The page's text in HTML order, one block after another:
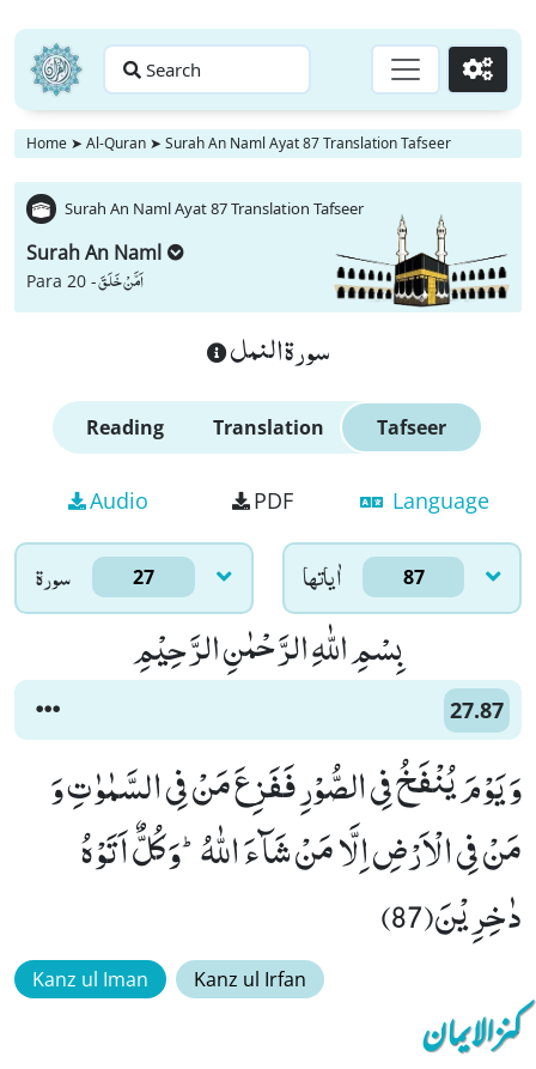
Search Go
Home ➤ Al-Quran ➤ Surah An Naml Ayat 87 Translation Tafseer
Surah An Naml Ayat 87 Translation Tafseer
Surah An Naml
Para 20 -اَمَّنْ خَلَقَ
سورة النمل
Reading Translation Tafseer
Audio PDF Language
سورۃ 27 اٰياتها 87
بِسْمِ اللّٰهِ الرَّحْمٰنِ الرَّحِیْمِ
27.87
وَ یَوْمَ یُنْفَخُ فِی الصُّوْرِ فَفَزِعَ مَنْ فِی السَّمٰوٰتِ وَ
مَنْ فِی الْاَرْضِ اِلَّا مَنْ شَآءَ اللّٰهُؕ-وَ كُلٌّ اَتَوْهُ
دٰخِرِیْنَ(87)
Kanz ul Iman Kanz ul Irfan
کنزالایمان